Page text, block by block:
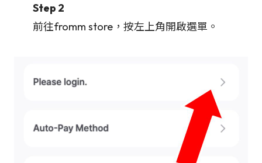
Step 2
前往fromm store，按左上角開啟選單。